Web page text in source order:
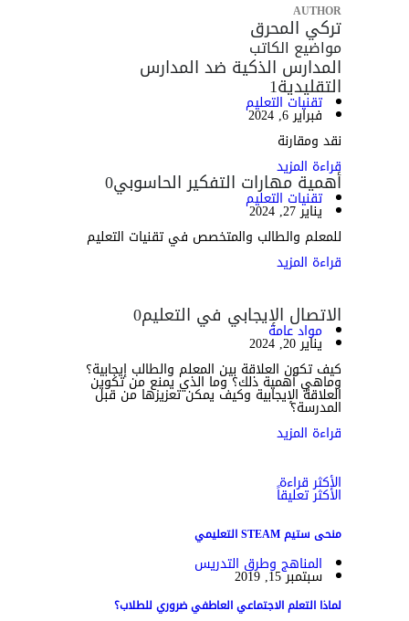
AUTHOR
تركي المحرق
مواضيع الكاتب
المدارس الذكية ضد المدارس
التقليدية1
تقنيات التعليم
فبراير 6, 2024
نقد ومقارنة
قراءة المزيد
أهمية مهارات التفكير الحاسوبي0
تقنيات التعليم
يناير 27, 2024
للمعلم والطالب والمتخصص في تقنيات التعليم
قراءة المزيد
الاتصال الإيجابي في التعليم0
مواد عامة
يناير 20, 2024
كيف تكون العلاقة بين المعلم والطالب إيجابية؟
وماهي أهمية ذلك؟ وما الذي يمنع من تكوين
العلاقة الإيجابية وكيف يمكن تعزيزها من قبل
المدرسة؟
قراءة المزيد
الأكثر قراءة
الأكثر تعليقاً
منحى ستيم STEAM التعليمي
المناهج وطرق التدريس
سبتمبر 15, 2019
لماذا التعلم الاجتماعي العاطفي ضروري للطلاب؟